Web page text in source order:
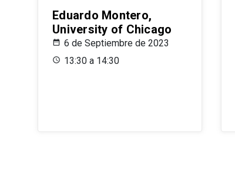
Eduardo Montero,
University of Chicago
6 de Septiembre de 2023
13:30 a 14:30